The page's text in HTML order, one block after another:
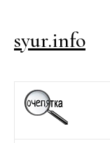
syur.info